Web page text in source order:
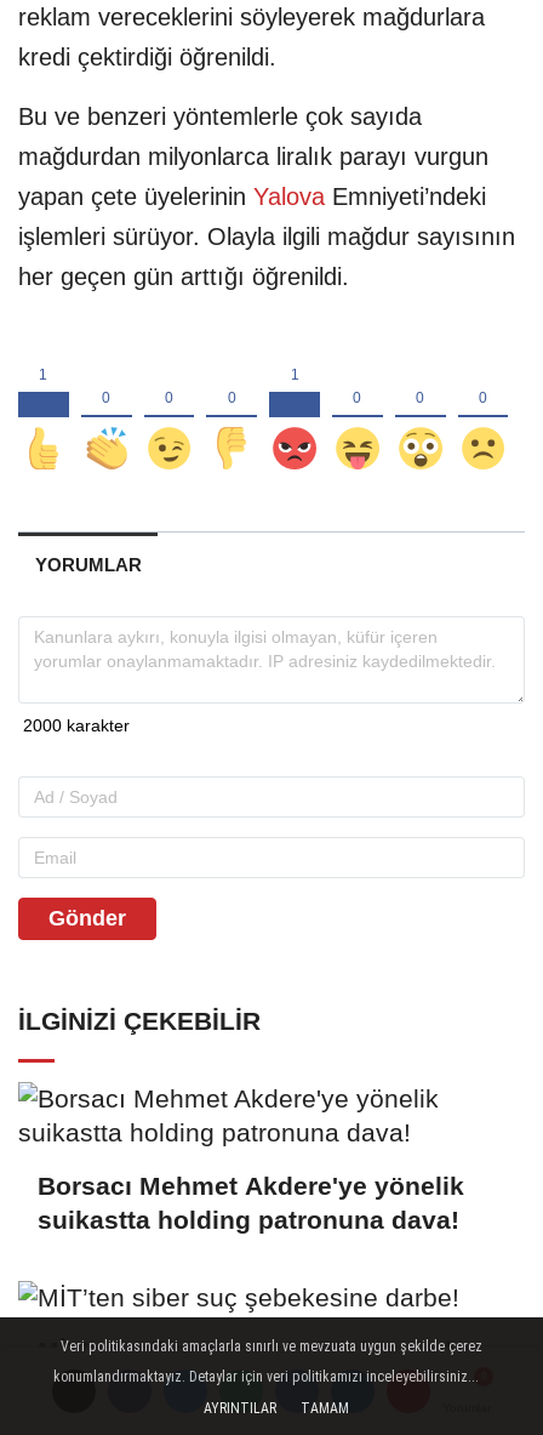
reklam vereceklerini söyleyerek mağdurlara
kredi çektirdiği öğrenildi.
Bu ve benzeri yöntemlerle çok sayıda
mağdurdan milyonlarca liralık parayı vurgun
yapan çete üyelerinin Yalova Emniyeti’ndeki
işlemleri sürüyor. Olayla ilgili mağdur sayısının
her geçen gün arttığı öğrenildi.
YORUMLAR
Gönder
İLGINIZI ÇEKEBILIR
Borsacı Mehmet Akdere'ye yönelik
suikastta holding patronuna dava!
MİT’ten siber suç şebekesine darbe!
"Bayilik" sistemi kurmuşlar
Veri politikasındaki amaçlarla sınırlı ve mevzuata uygun şekilde çerez
konumlandırmaktayız. Detaylar için veri politikamızı inceleyebilirsiniz...
AYRINTILAR
TAMAM